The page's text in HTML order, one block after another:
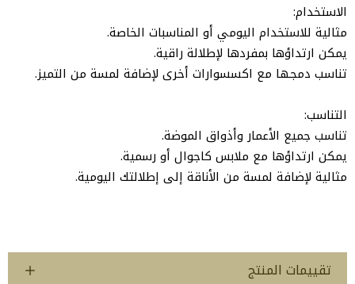
الاستخدام:
مثالية للاستخدام اليومي أو المناسبات الخاصة.
يمكن ارتداؤها بمفردها لإطلالة راقية.
تناسب دمجها مع اكسسوارات أخرى لإضافة لمسة من التميز.
التناسب:
تناسب جميع الأعمار وأذواق الموضة.
يمكن ارتداؤها مع ملابس كاجوال أو رسمية.
مثالية لإضافة لمسة من الأناقة إلى إطلالتك اليومية.
تقييمات المنتج